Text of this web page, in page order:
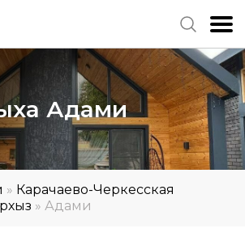
Адами
» Карачаево-Черкесская
» Адами